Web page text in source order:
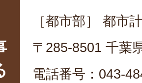
［都市部］ 都市
〒285-8501 千葉
電話番号：043-